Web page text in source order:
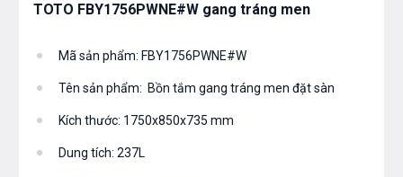
TOTO FBY1756PWNE#W gang tráng men
Mã sản phẩm: FBY1756PWNE#W
Tên sản phẩm: Bồn tắm gang tráng men đặt sàn
Kích thước: 1750x850x735 mm
Dung tích: 237L